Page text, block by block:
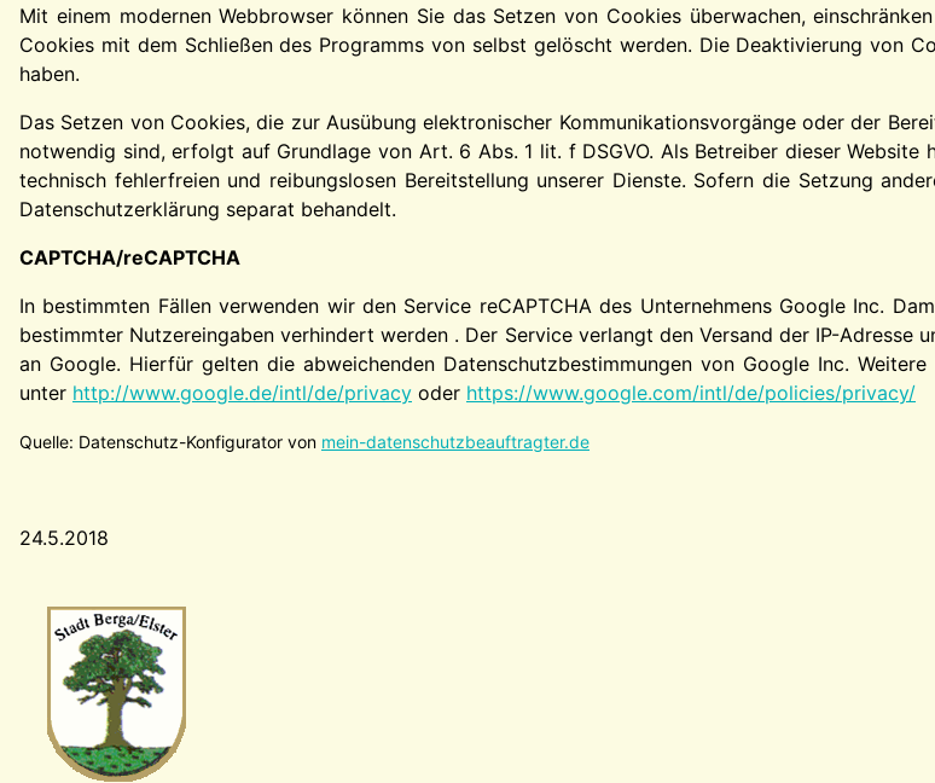
Mit einem modernen Webbrowser können Sie das Setzen von Cookies überwachen,
Cookies mit dem Schließen des Programms von selbst gelöscht werden. Die Deaktivierung von
haben.
Das Setzen von Cookies, die zur Ausübung elektronischer Kommunikationsvorgänge oder der
notwendig sind, erfolgt auf Grundlage von Art. 6 Abs. 1 lit. f DSGVO. Als Betreiber dieser
technisch fehlerfreien und reibungslosen Bereitstellung unserer Dienste. Sofern die Setzung
Datenschutzerklärung separat behandelt.
CAPTCHA/reCAPTCHA
In bestimmten Fällen verwenden wir den Service reCAPTCHA des Unternehmens Google Inc.
bestimmter Nutzereingaben verhindert werden . Der Service verlangt den Versand der IP-
an Google. Hierfür gelten die abweichenden Datenschutzbestimmungen von Google Inc.
unter http://www.google.de/intl/de/privacy oder https://www.google.com/intl/de/policies/privacy/
Quelle: Datenschutz-Konfigurator von mein-datenschutzbeauftragter.de
24.5.2018